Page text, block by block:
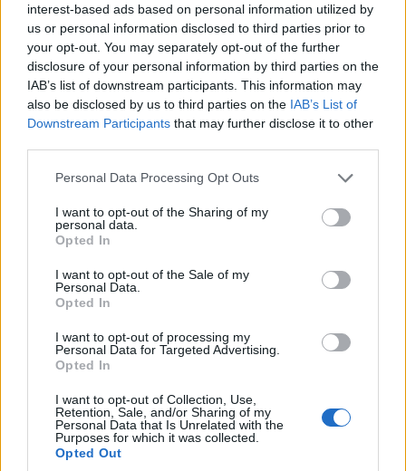
interest-based ads based on personal information utilized by
us or personal information disclosed to third parties prior to
your opt-out. You may separately opt-out of the further
disclosure of your personal information by third parties on the
IAB’s list of downstream participants. This information may
also be disclosed by us to third parties on the IAB’s List of
Downstream Participants that may further disclose it to other
Please note that this website/app uses one or more Google
not limited to your visit or usage behaviour. You may click to
grant or deny consent to Google and its third-party tags to
use your data for below specified purposes in below Google
consent section.
Personal Data Processing Opt Outs
I want to opt-out of the Sharing of my
personal data.
Opted In
I want to opt-out of the Sale of my
Personal Data.
Opted In
I want to opt-out of processing my
Personal Data for Targeted Advertising.
Opted In
I want to opt-out of Collection, Use,
Retention, Sale, and/or Sharing of my
Personal Data that Is Unrelated with the
Purposes for which it was collected.
Opted Out
Marco Santini, ex Deutsche Bank e analista fintech,
ricorda la necessità di valutare interazioni
farmacologiche e condizioni cliniche prima
dell’assunzione. Chi lavora nel settore sa che la
diligencemedica è essenziale per bilanciare
base e alla compliance terapeutica.
Dal punto di vista regolamentare, gli integratori
stabiliti dalle autorità competenti. Il monitoraggio
medico rimane il riferimento centrale per
ottimizzare efficacia e sicurezza; sviluppi futuri
nella ricerca clinica potrebbero aggiornare le
Prodotti per la gola e opzioni senza
zucchero